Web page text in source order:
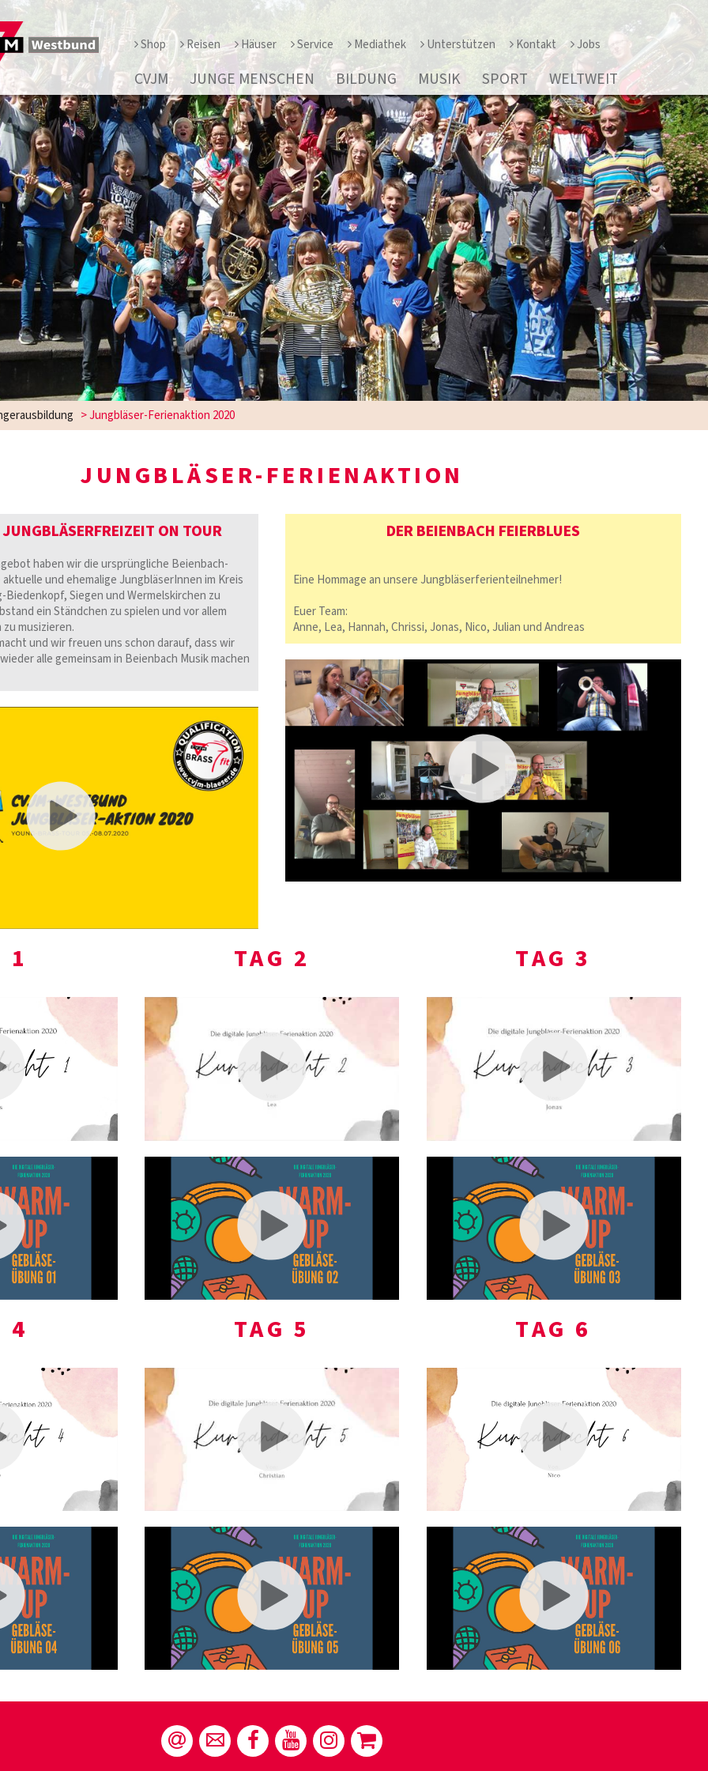
Shop Reisen Häuser Service Mediathek Unterstützen Kontakt Jobs
CVJM JUNGE MENSCHEN BILDUNG MUSIK SPORT WELTWEIT
>Jungbläser-Ferienaktion 2020
JUNGBLÄSER-FERIENAKTION
ON TOUR
haben wir die ursprüngliche Beienbach-
und ehemalige JungbläserInnen im Kreis
Biedenkopf, Siegen und Wermelskirchen zu
ein Ständchen zu spielen und vor allem
musizieren.
und wir freuen uns schon darauf, dass wir
alle gemeinsam in Beienbach Musik machen
DER BEIENBACH FEIERBLUES
Eine Hommage an unsere Jungbläserferienteilnehmer!
Euer Team:
Anne, Lea, Hannah, Chrissi, Jonas, Nico, Julian und Andreas
1
4
TAG 2
TAG 5
TAG 3
TAG 6